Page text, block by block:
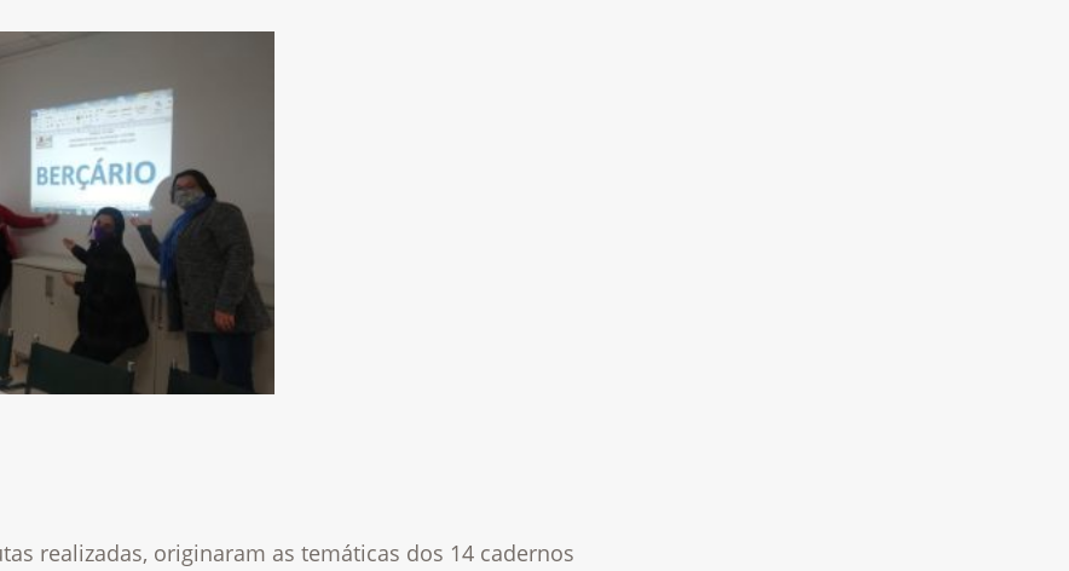
realizadas, originaram as temáticas dos 14 cadernos